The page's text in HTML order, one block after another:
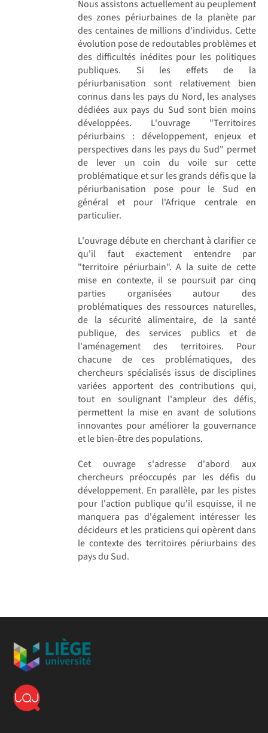
Nous assistons actuellement au peuplement
des zones périurbaines de la planète par
des centaines de millions d'individus. Cette
évolution pose de redoutables problèmes et
des difficultés inédites pour les politiques
publiques. Si les effets de la
périurbanisation sont relativement bien
connus dans les pays du Nord, les analyses
dédiées aux pays du Sud sont bien moins
développées. L'ouvrage "Territoires
périurbains : développement, enjeux et
perspectives dans les pays du Sud" permet
de lever un coin du voile sur cette
problématique et sur les grands défis que la
périurbanisation pose pour le Sud en
général et pour l'Afrique centrale en
particulier.
L'ouvrage débute en cherchant à clarifier ce
qu'il faut exactement entendre par
"territoire périurbain". A la suite de cette
mise en contexte, il se poursuit par cinq
parties organisées autour des
problématiques des ressources naturelles,
de la sécurité alimentaire, de la santé
publique, des services publics et de
l'aménagement des territoires. Pour
chacune de ces problématiques, des
chercheurs spécialisés issus de disciplines
variées apportent des contributions qui,
tout en soulignant l'ampleur des défis,
permettent la mise en avant de solutions
innovantes pour améliorer la gouvernance
et le bien-être des populations.
Cet ouvrage s'adresse d'abord aux
chercheurs préoccupés par les défis du
développement. En parallèle, par les pistes
pour l'action publique qu'il esquisse, il ne
manquera pas d'également intéresser les
décideurs et les praticiens qui opèrent dans
le contexte des territoires périurbains des
pays du Sud.